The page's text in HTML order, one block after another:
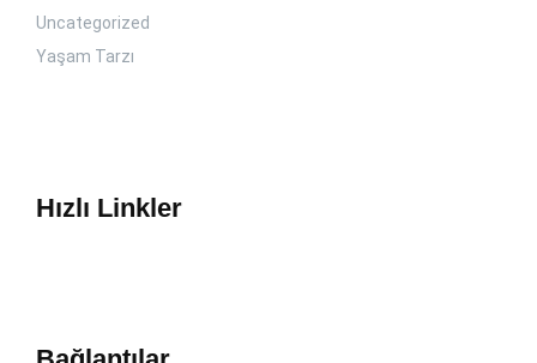
Uncategorized
Yaşam Tarzı
Hızlı Linkler